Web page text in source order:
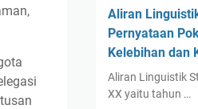
Aliran
Pernyataan
Kelebihan dan
Aliran Linguistik
XX yaitu tahun …